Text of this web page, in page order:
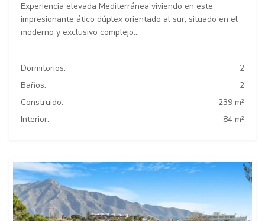
Experiencia elevada Mediterránea viviendo en este
impresionante ático dúplex orientado al sur, situado en el
moderno y exclusivo complejo...
Dormitorios:
2
Baños:
2
Construido:
239 m²
Interior:
84 m²